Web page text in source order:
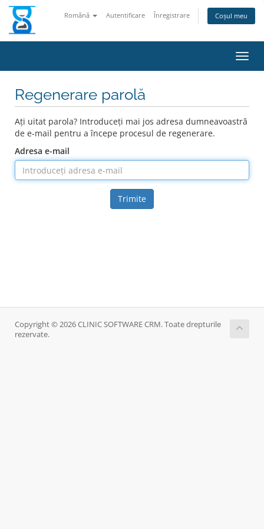
Română Autentificare Înregistrare Coșul meu
Regenerare parolă
Ați uitat parola? Introduceți mai jos adresa dumneavoastră
de e-mail pentru a începe procesul de regenerare.
Adresa e-mail
Trimite
Copyright © 2026 CLINIC SOFTWARE CRM. Toate drepturile
rezervate.